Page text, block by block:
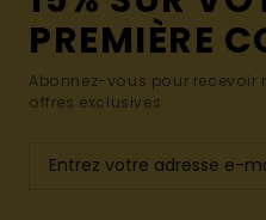
PREMIÈRE
Abonnez-vous pour recevoir
offres exclusives.